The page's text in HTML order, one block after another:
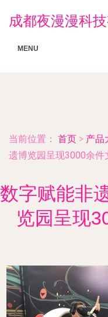
成都夜漫漫科
MENU
当前位置： 首页 > 产品
遗博览园呈现3000余件
数字赋能非
览园呈现